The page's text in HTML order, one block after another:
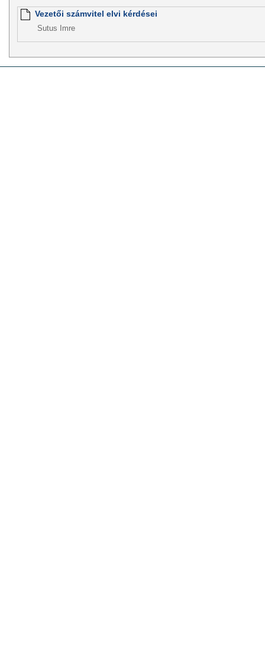
Vezetői számvitel elvi kérdései
Sutus Imre